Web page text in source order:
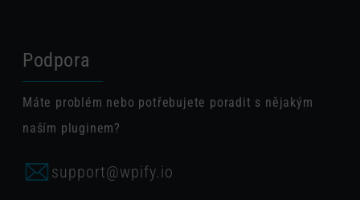
Podpora
Máte problém nebo potřebujete poradit s nějakým
naším pluginem?
support@wpify.io